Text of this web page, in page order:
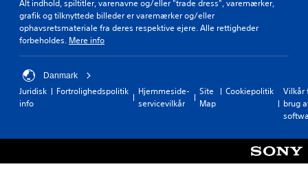
Alt indhold, spiltitler, varenavne og/eller "trade dress", varemærker,
grafik og tilknyttede billeder er varemærker og/eller
ophavsretsmateriale fra deres respektive ejere. Alle rettigheder
forbeholdes. Mere info
Danmark
Juridisk
info
Fortrolighedspolitik
Hjemmeside-
servicevilkår
Site
Map
Cookiepolitik
Vilkår
brug